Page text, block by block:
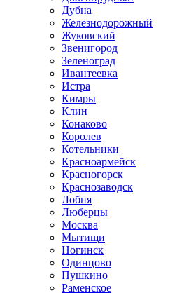
Дубна
Железнодорожный
Жуковский
Звенигород
Зеленоград
Ивантеевка
Истра
Кимры
Клин
Конаково
Королев
Котельники
Красноармейск
Красногорск
Краснозаводск
Лобня
Люберцы
Москва
Мытищи
Ногинск
Одинцово
Пушкино
Раменское